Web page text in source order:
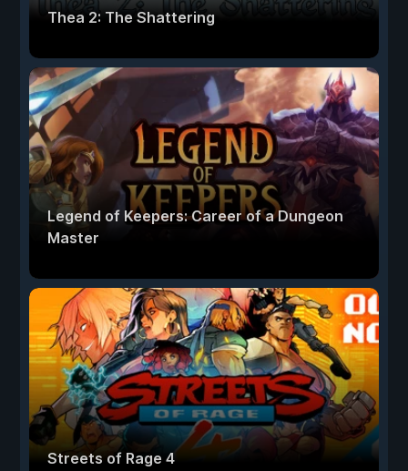
Thea 2: The Shattering
Legend of Keepers: Career of a Dungeon
Master
Streets of Rage 4